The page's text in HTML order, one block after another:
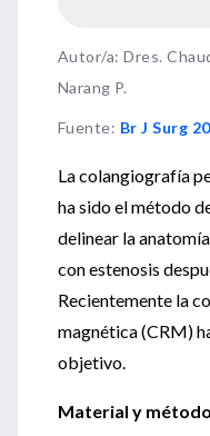
Autor/a: Dres.
Narang P.
Fuente: Br J Surg
La colangiografía
ha sido el método
delinear la
con estenosis
Recientemente la
magnética (CRM)
objetivo.
Material y